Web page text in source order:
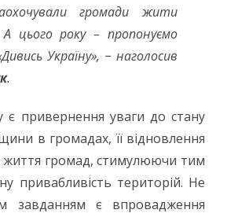
громади жити
цього року – пропонуємо
Україну», − наголосив
.
є привернення уваги до стану
в громадах, її відновлення
в життя громад, стимулюючи тим
привабливість територій. Не
завданням є впровадження